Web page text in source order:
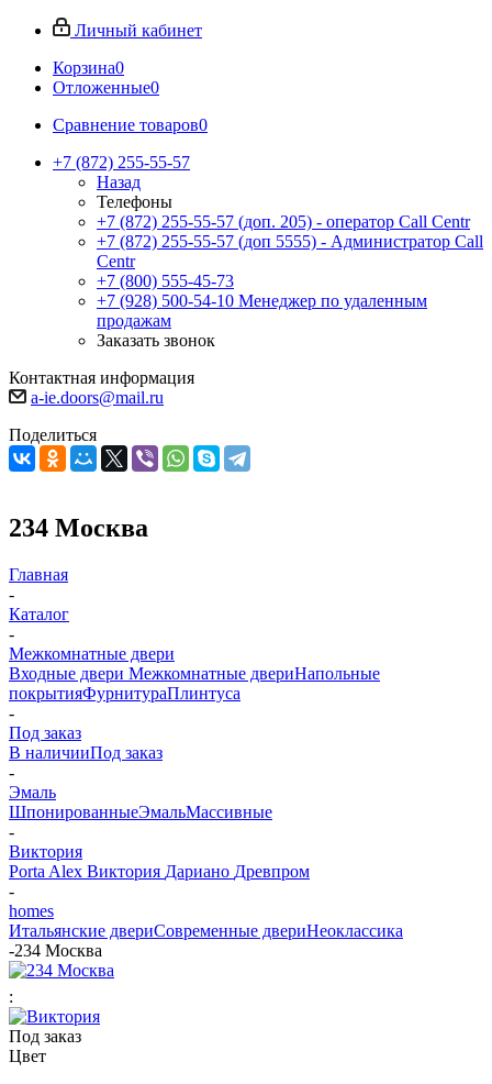
Личный кабинет
Корзина0
Отложенные0
Сравнение товаров0
+7 (872) 255-55-57
Назад
Телефоны
+7 (872) 255-55-57 (доп. 205) - оператор Call Centr
+7 (872) 255-55-57 (доп 5555) - Администратор Call
Centr
+7 (800) 555-45-73
+7 (928) 500-54-10 Менеджер по удаленным
продажам
Заказать звонок
Контактная информация
a-ie.doors@mail.ru
Поделиться
234 Москва
Главная
-
Каталог
-
Межкомнатные двери
Входные двери Межкомнатные двериНапольные
покрытияФурнитураПлинтуса
-
Под заказ
В наличииПод заказ
-
Эмаль
ШпонированныеЭмальМассивные
-
Виктория
Porta Alex Виктория Дариано Древпром
-
homes
Итальянские двериСовременные двериНеоклассика
-234 Москва
:
Под заказ
Цвет